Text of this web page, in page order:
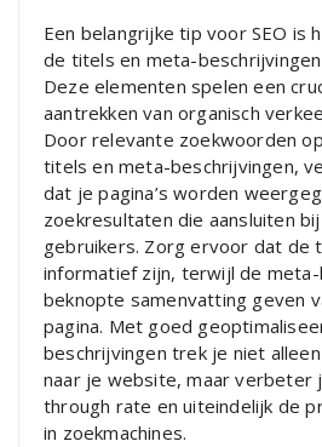
Een belangrijke tip voor SEO is
de titels en meta-beschrijvingen
Deze elementen spelen een
aantrekken van organisch
Door relevante zoekwoorden
titels en meta-beschrijvingen,
dat je pagina’s worden
zoekresultaten die aansluiten
gebruikers. Zorg ervoor dat de
informatief zijn, terwijl de
beknopte samenvatting geven
pagina. Met goed
beschrijvingen trek je niet
naar je website, maar verbeter
through rate en uiteindelijk de
in zoekmachines.